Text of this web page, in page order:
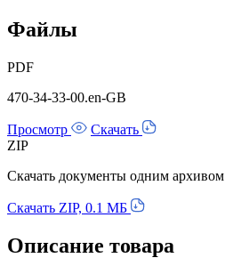
Файлы
PDF
470-34-33-00.en-GB
Просмотр
Скачать
ZIP
Скачать документы одним архивом
Скачать ZIP, 0.1 МБ
Описание товара